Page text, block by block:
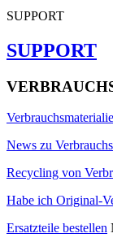
SUPPORT
SUPPORT
News zu
Recycling von
Habe ich Original-
Ersatzteile bestellen